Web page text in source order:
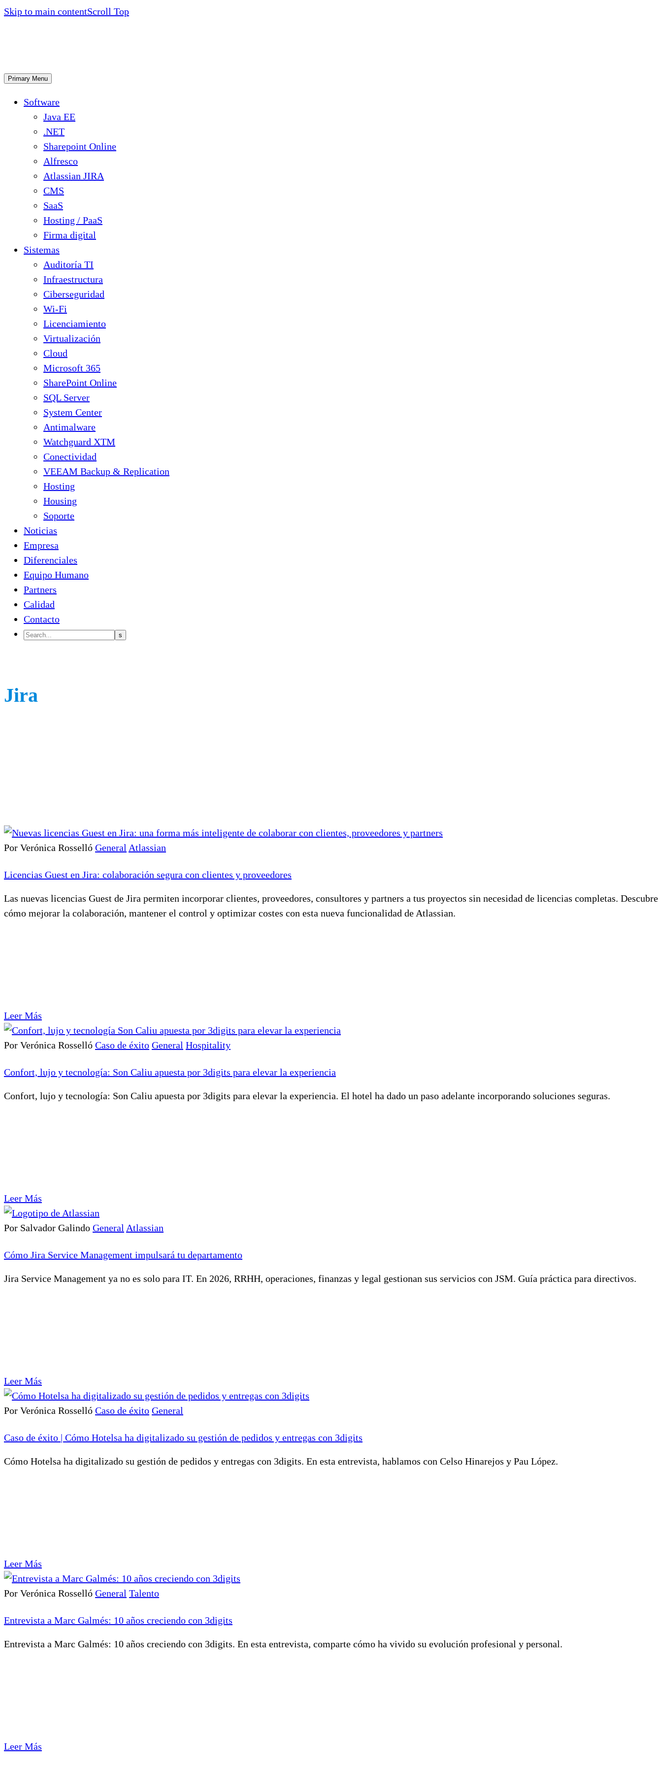
Skip to main contentScroll Top
Primary Menu
Software
Java EE
.NET
Sharepoint Online
Alfresco
Atlassian JIRA
CMS
SaaS
Hosting / PaaS
Firma digital
Sistemas
Auditoría TI
Infraestructura
Ciberseguridad
Wi-Fi
Licenciamiento
Virtualización
Cloud
Microsoft 365
SharePoint Online
SQL Server
System Center
Antimalware
Watchguard XTM
Conectividad
VEEAM Backup & Replication
Hosting
Housing
Soporte
Noticias
Empresa
Diferenciales
Equipo Humano
Partners
Calidad
Contacto
Jira
Por Verónica Rosselló General Atlassian
Licencias Guest en Jira: colaboración segura con clientes y proveedores
Las nuevas licencias Guest de Jira permiten incorporar clientes, proveedores, consultores y partners a tus proyectos sin necesidad de licencias completas. Descubre
cómo mejorar la colaboración, mantener el control y optimizar costes con esta nueva funcionalidad de Atlassian.
Leer Más
Por Verónica Rosselló Caso de éxito General Hospitality
Confort, lujo y tecnología: Son Caliu apuesta por 3digits para elevar la experiencia
Confort, lujo y tecnología: Son Caliu apuesta por 3digits para elevar la experiencia. El hotel ha dado un paso adelante incorporando soluciones seguras.
Leer Más
Por Salvador Galindo General Atlassian
Cómo Jira Service Management impulsará tu departamento
Jira Service Management ya no es solo para IT. En 2026, RRHH, operaciones, finanzas y legal gestionan sus servicios con JSM. Guía práctica para directivos.
Leer Más
Por Verónica Rosselló Caso de éxito General
Caso de éxito | Cómo Hotelsa ha digitalizado su gestión de pedidos y entregas con 3digits
Cómo Hotelsa ha digitalizado su gestión de pedidos y entregas con 3digits. En esta entrevista, hablamos con Celso Hinarejos y Pau López.
Leer Más
Por Verónica Rosselló General Talento
Entrevista a Marc Galmés: 10 años creciendo con 3digits
Entrevista a Marc Galmés: 10 años creciendo con 3digits. En esta entrevista, comparte cómo ha vivido su evolución profesional y personal.
Leer Más